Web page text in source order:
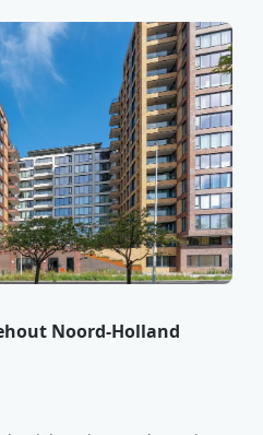
Noord-Holland